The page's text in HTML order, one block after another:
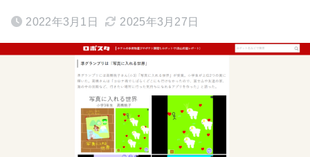
2022年3月1日 2025年3月27日